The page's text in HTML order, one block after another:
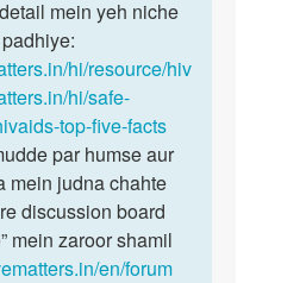
mein yeh niche
hi/resource/hiv
hi/safe-
top-five-facts
par humse aur
mein judna chahte
discussion board
mein zaroor shamil
en/forum